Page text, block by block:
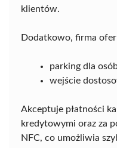
klientów.
Dodatkowo, firma
parking dla
wejście
Akceptuje płatności
kredytowymi oraz za
NFC, co umożliwia